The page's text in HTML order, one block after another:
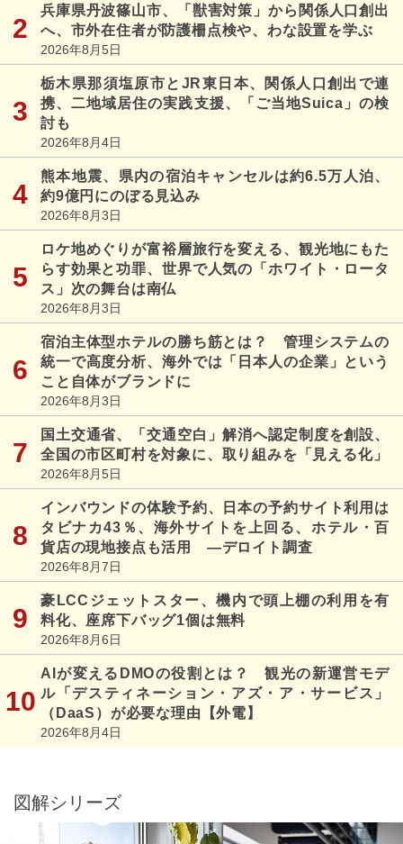
兵庫県丹波篠山市、「獣害対策」から関係人口創出
へ、市外在住者が防護柵点検や、わな設置を学ぶ
2026年8月5日
栃木県那須塩原市とJR東日本、関係人口創出で連
携、二地域居住の実践支援、「ご当地Suica」の検
討も
2026年8月4日
熊本地震、県内の宿泊キャンセルは約6.5万人泊、
約9億円にのぼる見込み
2026年8月3日
ロケ地めぐりが富裕層旅行を変える、観光地にもた
らす効果と功罪、世界で人気の「ホワイト・ロータ
ス」次の舞台は南仏
2026年8月3日
宿泊主体型ホテルの勝ち筋とは？ 管理システムの
統一で高度分析、海外では「日本人の企業」という
こと自体がブランドに
2026年8月3日
国土交通省、「交通空白」解消へ認定制度を創設、
全国の市区町村を対象に、取り組みを「見える化」
2026年8月5日
インバウンドの体験予約、日本の予約サイト利用は
タビナカ43％、海外サイトを上回る、ホテル・百
貨店の現地接点も活用 ―デロイト調査
2026年8月7日
豪LCCジェットスター、機内で頭上棚の利用を有
料化、座席下バッグ1個は無料
2026年8月6日
AIが変えるDMOの役割とは？ 観光の新運営モデ
ル「デスティネーション・アズ・ア・サービス」
（DaaS）が必要な理由【外電】
2026年8月4日
図解シリーズ